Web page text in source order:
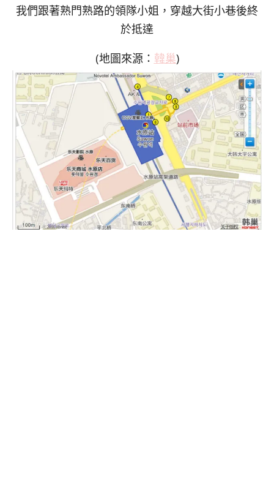
我們跟著熟門熟路的領隊小姐，穿越大街小巷後終
於抵達
(地圖來源： 韓巢)